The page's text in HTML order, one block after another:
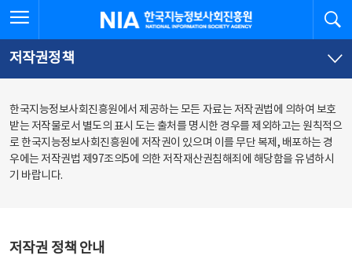
문
로
가
체
뉴
바
가
한국지능정보사회진흥원
저작권정책
한국지능정보사회진흥원에서 제공하는 모든 자료는 저작권법에 의하여 보호
받는 저작물로서 별도의 표시 도는 출처를 명시한 경우를 제외하고는 원칙적으
로 한국지능정보사회진흥원에 저작권이 있으며 이를 무단 복제, 배포하는 경
우에는 저작권법 제97조의5에 의한 저작재산권침해죄에 해당함을 유념하시
기 바랍니다.
저작권 정책 안내